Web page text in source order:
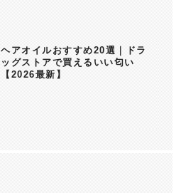
ヘアオイルおすすめ20選｜ドラ
ッグストアで買えるいい匂い
【2026最新】